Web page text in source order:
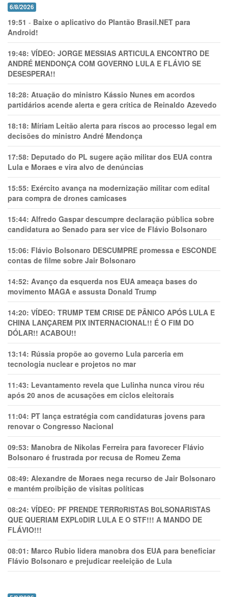
6/8/2026
19:51 - Baixe o aplicativo do Plantão Brasil.NET para
Android!
19:48: VÍDEO: JORGE MESSIAS ARTICULA ENCONTRO DE
ANDRÉ MENDONÇA COM GOVERNO LULA E FLÁVIO SE
DESESPERA!!
18:28: Atuação do ministro Kássio Nunes em acordos
partidários acende alerta e gera crítica de Reinaldo Azevedo
18:18: Míriam Leitão alerta para riscos ao processo legal em
decisões do ministro André Mendonça
17:58: Deputado do PL sugere ação militar dos EUA contra
Lula e Moraes e vira alvo de denúncias
15:55: Exército avança na modernização militar com edital
para compra de drones camicases
15:44: Alfredo Gaspar descumpre declaração pública sobre
candidatura ao Senado para ser vice de Flávio Bolsonaro
15:06: Flávio Bolsonaro DESCUMPRE promessa e ESCONDE
contas de filme sobre Jair Bolsonaro
14:52: Avanço da esquerda nos EUA ameaça bases do
movimento MAGA e assusta Donald Trump
14:20: VÍDEO: TRUMP TEM CRlSE DE PÂNlCO APÓS LULA E
CHINA LANÇAREM PIX INTERNACIONAL!! É O FIM DO
DÓLAR!! ACABOU!!
13:14: Rússia propõe ao governo Lula parceria em
tecnologia nuclear e projetos no mar
11:43: Levantamento revela que Lulinha nunca virou réu
após 20 anos de acusações em ciclos eleitorais
11:04: PT lança estratégia com candidaturas jovens para
renovar o Congresso Nacional
09:53: Manobra de Nikolas Ferreira para favorecer Flávio
Bolsonaro é frustrada por recusa de Romeu Zema
08:49: Alexandre de Moraes nega recurso de Jair Bolsonaro
e mantém proibição de visitas políticas
08:24: VÍDEO: PF PRENDE TERR0RlSTAS B0LSONARlSTAS
QUE QUERIAM EXPL0DlR LULA E O STF!!! A MANDO DE
FLÁVIO!!!
08:01: Marco Rubio lidera manobra dos EUA para beneficiar
Flávio Bolsonaro e prejudicar reeleição de Lula